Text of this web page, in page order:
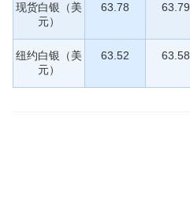
现货白银（美
元）
63.78 63.79
纽约白银（美
元）
63.52 63.58